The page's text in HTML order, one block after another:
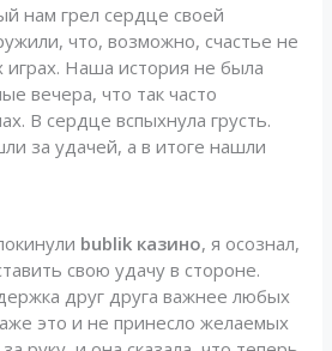
нам грел сердце своей
что, возможно, счастье не
играх. Наша история не была
вечера, что так часто
В сердце вспыхнула грусть.
за удачей, а в итоге нашли
bublik казино, я осознал,
свою удачу в стороне.
друг друга важнее любых
это и не принесло желаемых